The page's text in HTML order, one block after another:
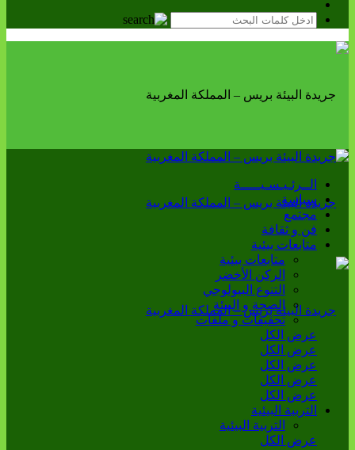
الــرئـيـسـيـــــة
سياسة
مجتمع
فن و ثقافة
متابعات بيئية
متابعات بيئية
الركن الأخضر
التنوع البيولوجي
الصحة و البيئة
تحقيقات و ملفات
عرض الكل
عرض الكل
عرض الكل
عرض الكل
عرض الكل
التربية البيئية
التربية البيئية
عرض الكل